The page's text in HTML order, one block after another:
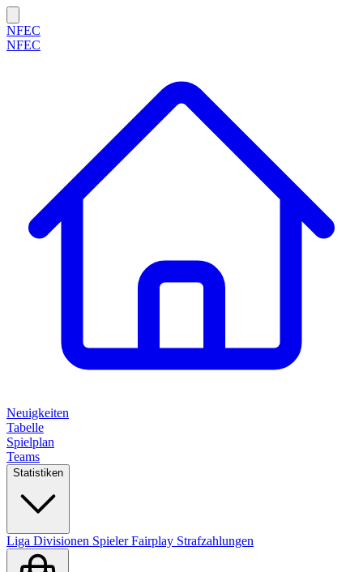
NFEC
NFEC
Neuigkeiten
Tabelle
Spielplan
Teams
Statistiken
Liga Divisionen SpielerFairplay Strafzahlungen